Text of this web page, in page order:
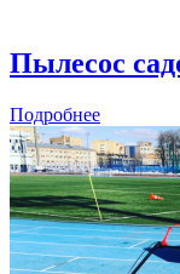
Пылесос
Подробнее